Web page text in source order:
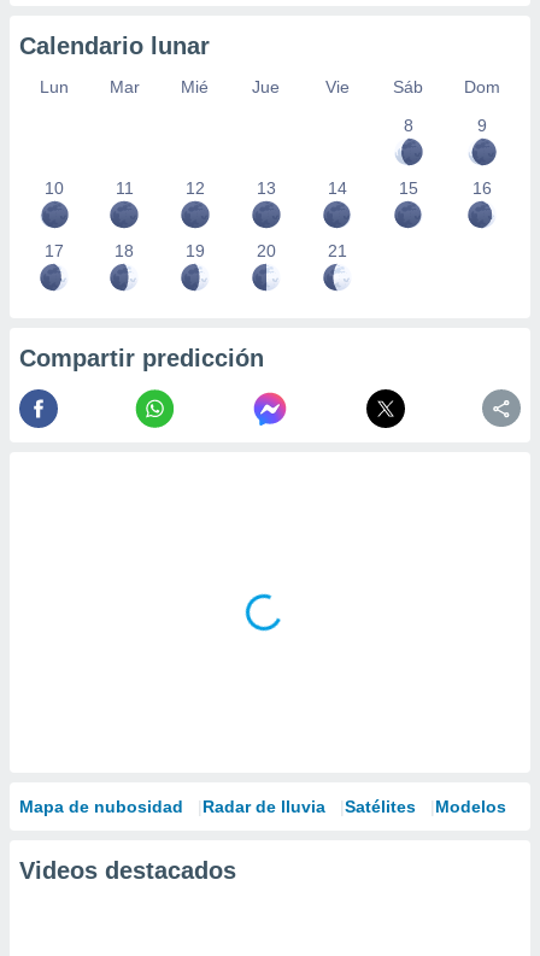
Calendario lunar
Lun Mar Mié Jue Vie Sáb
Dom
8
9
10 11 12 13 14 15 16
17 18 19 20 21
Compartir predicción
Mapa de nubosidad Radar de lluvia Satélites Modelos
Videos destacados